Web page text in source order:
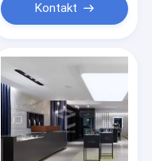
Kontakt